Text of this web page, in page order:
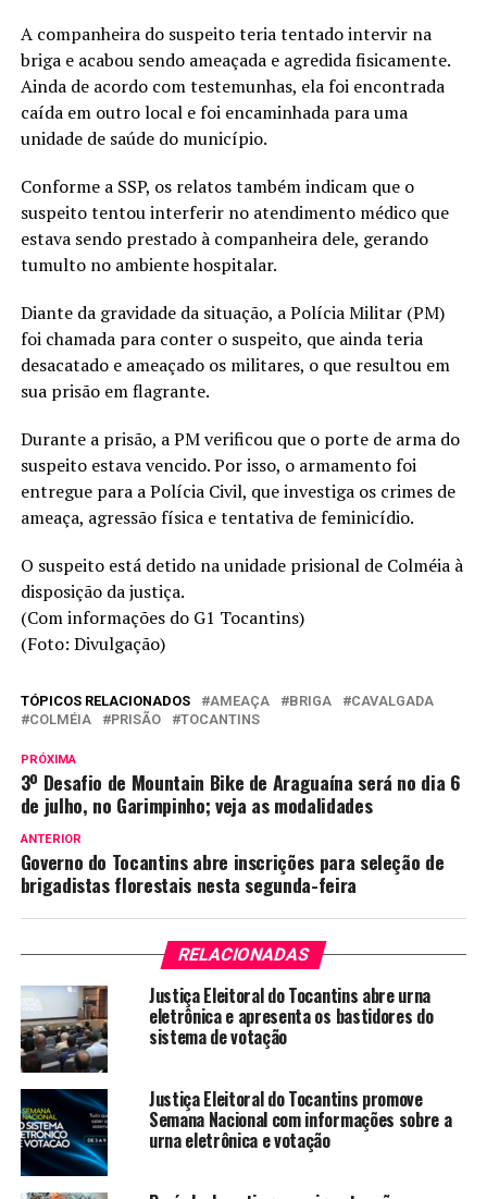
A companheira do suspeito teria tentado intervir na
briga e acabou sendo ameaçada e agredida fisicamente.
Ainda de acordo com testemunhas, ela foi encontrada
caída em outro local e foi encaminhada para uma
unidade de saúde do município.
Conforme a SSP, os relatos também indicam que o
suspeito tentou interferir no atendimento médico que
estava sendo prestado à companheira dele, gerando
tumulto no ambiente hospitalar.
Diante da gravidade da situação, a Polícia Militar (PM)
foi chamada para conter o suspeito, que ainda teria
desacatado e ameaçado os militares, o que resultou em
sua prisão em flagrante.
Durante a prisão, a PM verificou que o porte de arma do
suspeito estava vencido. Por isso, o armamento foi
entregue para a Polícia Civil, que investiga os crimes de
ameaça, agressão física e tentativa de feminicídio.
O suspeito está detido na unidade prisional de Colméia à
disposição da justiça.
(Com informações do G1 Tocantins)
(Foto: Divulgação)
TÓPICOS RELACIONADOS AMEAÇA BRIGA
CAVALGADA
COLMÉIA
PRISÃO TOCANTINS
PRÓXIMA
3º Desafio de Mountain Bike de Araguaína será no dia 6
de julho, no Garimpinho; veja as modalidades
ANTERIOR
Governo do Tocantins abre inscrições para seleção de
brigadistas florestais nesta segunda-feira
RELACIONADAS
Justiça Eleitoral do Tocantins abre urna
eletrônica e apresenta os bastidores do
sistema de votação
Justiça Eleitoral do Tocantins promove
Semana Nacional com informações sobre a
urna eletrônica e votação